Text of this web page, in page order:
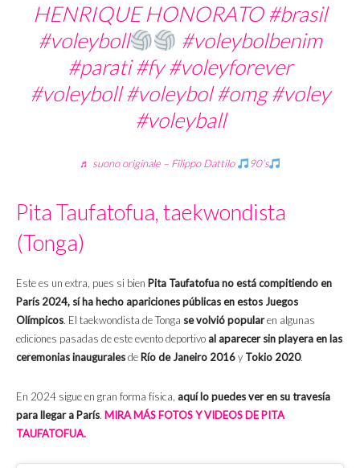
HENRIQUE HONORATO#brasil
#voleyboll
#voleybolbenim
#parati #fy #voleyforever
#voleyboll #voleybol #omg #voley
#voleyball
♬ suono originale – Filippo Dattilo 90’s
Pita Taufatofua, taekwondista
(Tonga)
Este es un extra, pues si bien Pita Taufatofua no está compitiendo en
París 2024, sí ha hecho apariciones públicas en estos Juegos
Olímpicos. El taekwondista de Tonga se volvió popularen algunas
ediciones pasadas de este evento deportivo al aparecer sin playera en las
ceremonias inauguralesde Río de Janeiro 2016y Tokio 2020.
En 2024 sigue en gran forma física, aquí lo puedes ver en su travesía
para llegar a París. MIRA MÁS FOTOS Y VIDEOS DE PITA
TAUFATOFUA.